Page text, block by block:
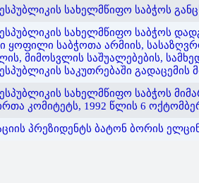
სახელმწიფო საბჭოს
სახელმწიფო საბჭოს
საბჭოთა არმიის,
მიმოსვლის საშუალებების,
საკუთრებაში გადაცემის
სახელმწიფო საბჭოს
კომიტეტს, 1992 წლის 6
პრეზიდენტს ბატონ ბორის